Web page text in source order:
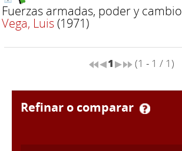
Fuerzas armadas, poder y cambio
Vega, Luis(1971)
1 (1 - 1 / 1)
refinar o comparar